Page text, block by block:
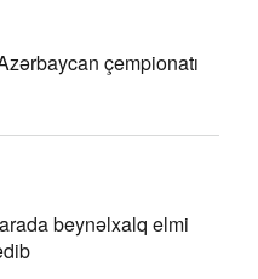
çempionatı
beynəlxalq elmi